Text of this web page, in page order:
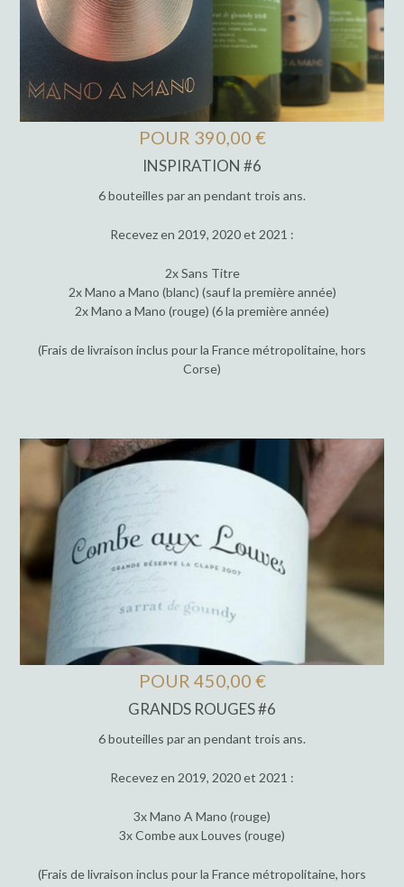
POUR 390,00 €
INSPIRATION #6
6 bouteilles par an pendant trois ans.
Recevez en 2019, 2020 et 2021 :
2x Sans Titre
2x Mano a Mano (blanc) (sauf la première année)
2x Mano a Mano (rouge) (6 la première année)
(Frais de livraison inclus pour la France métropolitaine, hors
Corse)
POUR 450,00 €
GRANDS ROUGES #6
6 bouteilles par an pendant trois ans.
Recevez en 2019, 2020 et 2021 :
3x Mano A Mano (rouge)
3x Combe aux Louves (rouge)
(Frais de livraison inclus pour la France métropolitaine, hors